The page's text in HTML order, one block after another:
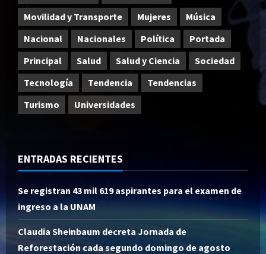
Movilidad y Transporte
Mujeres
Música
Nacional
Nacionales Política
Portada
Principal
Salud Salud y Ciencia
Sociedad
Tecnología
Tendencia
Tendencias
Turismo
Universidades
ENTRADAS RECIENTES
Se registran 43 mil 619 aspirantes para el examen de
ingreso a la UNAM
Claudia Sheinbaum decreta Jornada de
Reforestación cada segundo domingo de agosto